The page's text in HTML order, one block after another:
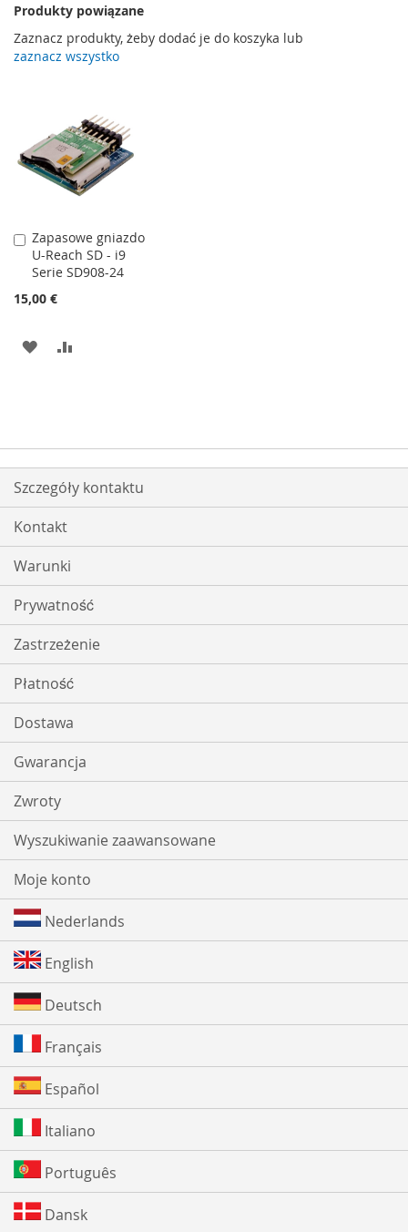
Produkty powiązane
Zaznacz produkty, żeby dodać je do koszyka lub
zaznacz wszystko
Zapasowe gniazdo
U-Reach SD - i9
Serie SD908-24
15,00 €
Dodaj
do
koszyka
DODAJ
Szczegóły kontaktu
Kontakt
Warunki
Prywatność
Zastrzeżenie
Płatność
Dostawa
Gwarancja
Zwroty
Wyszukiwanie zaawansowane
Moje konto
Nederlands
English
Deutsch
Français
Español
Italiano
Português
Dansk